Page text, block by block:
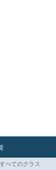
すべてのクラス